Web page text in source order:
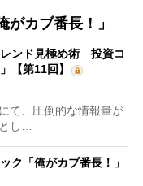
カブ番長！」
レンド見極め術 投資コ
【第11回】
て、圧倒的な情報量が
し…
ク「俺がカブ番長！」